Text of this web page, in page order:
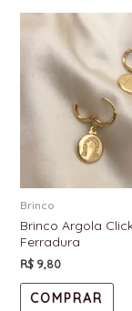
Brinco
Brinco Argola
Ferradura
R$9,80
COMPRAR